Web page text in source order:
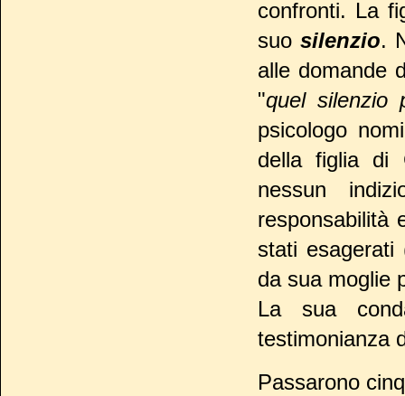
confronti. La
suo silenzio.
alle domande
"quel silenzio
psicologo
della figlia di
nessun
responsabilità
stati
da sua moglie
La sua
testimonianza
Passarono